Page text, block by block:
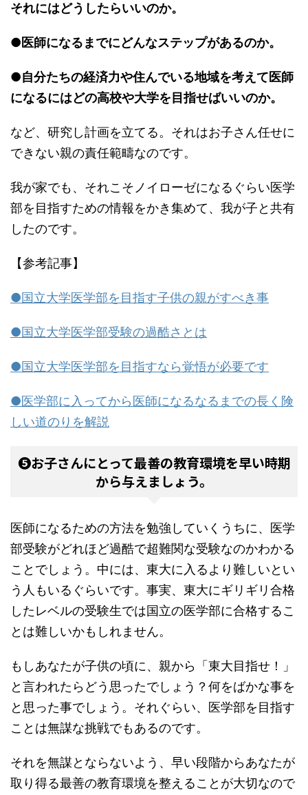
それにはどうしたらいいのか。
●医師になるまでにどんなステップがあるのか。
●自分たちの経済力や住んでいる地域を考えて医師
になるにはどの高校や大学を目指せばいいのか。
など、研究し計画を立てる。それはお子さん任せに
できない親の責任範疇なのです。
我が家でも、それこそノイローゼになるぐらい医学
部を目指すための情報をかき集めて、我が子と共有
したのです。
【参考記事】
●国立大学医学部を目指す子供の親がすべき事
●国立大学医学部受験の過酷さとは
●国立大学医学部を目指すなら覚悟が必要です
●医学部に入ってから医師になるなるまでの長く険
しい道のりを解説
❺お子さんにとって最善の教育環境を早い時期
から与えましょう。
医師になるための方法を勉強していくうちに、医学
部受験がどれほど過酷で超難関な受験なのかわかる
ことでしょう。中には、東大に入るより難しいとい
う人もいるぐらいです。事実、東大にギリギリ合格
したレベルの受験生では国立の医学部に合格するこ
とは難しいかもしれません。
もしあなたが子供の頃に、親から「東大目指せ！」
と言われたらどう思ったでしょう？何をばかな事を
と思った事でしょう。それぐらい、医学部を目指す
ことは無謀な挑戦でもあるのです。
それを無謀とならないよう、早い段階からあなたが
取り得る最善の教育環境を整えることが大切なので